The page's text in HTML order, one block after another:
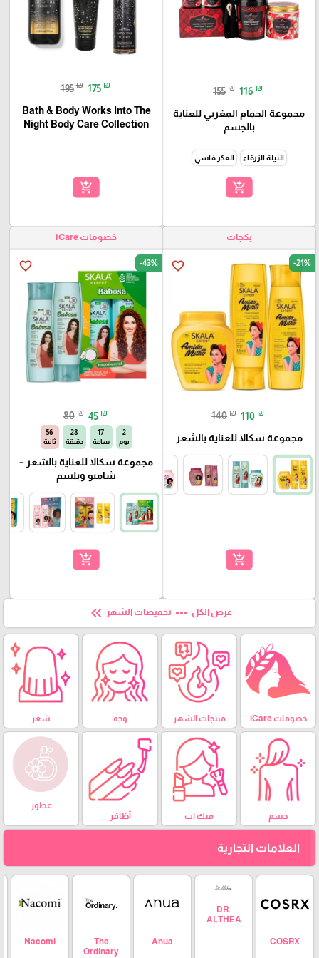
155 ₪ 116 ₪
مجموعة الحمام المغربي للعناية
بالجسم
النيلة الزرقاء العكر فاسي
add_shopping_cart
195 ₪ 175 ₪
Bath & Body Works Into The
Night Body Care Collection
add_shopping_cart
بكجات
favorite_border -21%
140 ₪ 110 ₪
مجموعة سكالا للعناية بالشعر
add_shopping_cart
خصومات iCare
favorite_border -43%
80 ₪ 45 ₪
2
يوم
17
ساعة
28
دقيقة
55
ثانية
مجموعة سكالا للعناية بالشعر –
شامبو وبلسم
add_shopping_cart
عرض الكل more_horiz تخفيضات الشهر keyboard_double_arrow_left
خصومات iCare منتجات الشهر وجه شعر
جسم ميك اب أظافر
عطور
العلامات التجارية
COSRX
DR.
ALTHEA
Anua
The
Ordinary
Nacomi